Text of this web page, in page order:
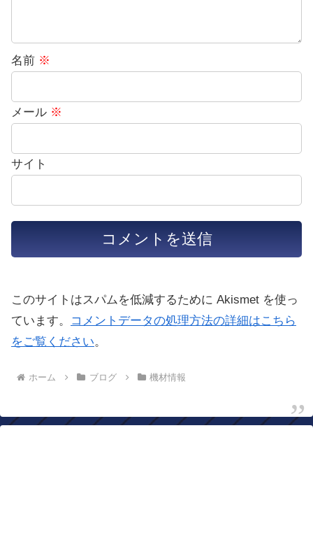
名前 ※
メール ※
サイト
このサイトはスパムを低減するために Akismet を使っ
ています。
コメントデータの処理方法の詳細はこちら
をご覧ください。
ホーム ブログ 機材情報